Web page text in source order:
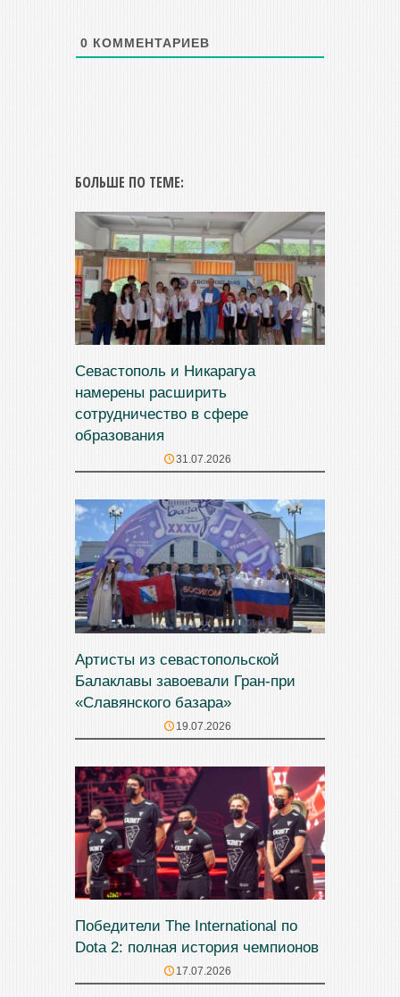
0 КОММЕНТАРИЕВ
БОЛЬШЕ ПО ТЕМЕ:
Севастополь и Никарагуа
намерены расширить
сотрудничество в сфере
образования
31.07.2026
Артисты из севастопольской
Балаклавы завоевали Гран-при
«Славянского базара»
19.07.2026
Победители The International по
Dota 2: полная история чемпионов
17.07.2026